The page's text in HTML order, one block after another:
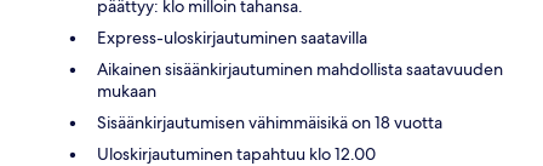
päättyy: klo milloin tahansa.
Express-uloskirjautuminen saatavilla
Aikainen sisäänkirjautuminen mahdollista saatavuuden
mukaan
Sisäänkirjautumisen vähimmäisikä on 18 vuotta
Uloskirjautuminen tapahtuu klo 12.00